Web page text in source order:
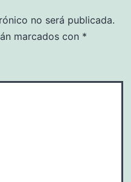
no será publicada.
marcados con *